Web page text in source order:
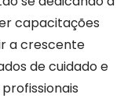
capacitações
a crescente
de cuidado e